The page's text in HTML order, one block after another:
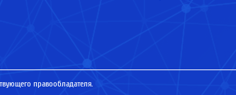
правообладателя.